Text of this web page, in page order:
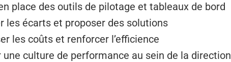
place des outils de pilotage et tableaux de bord
les écarts et proposer des solutions
les coûts et renforcer l’efficience
culture de performance au sein de la direction